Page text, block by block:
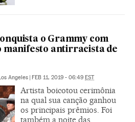
o Grammy com
manifesto antirracista de
Angeles | FEB 11, 2019 - 06:49 EST
Artista boicotou cerimônia
na qual sua canção ganhou
os principais prêmios. Foi
também a noite das